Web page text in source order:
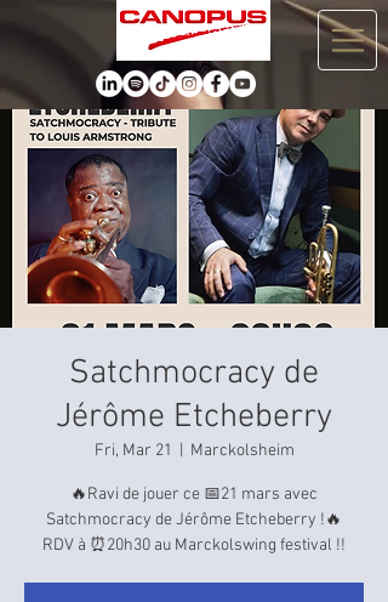
Satchmocracy de
Jérôme Etcheberry
Fri, Mar 21 Marckolsheim
🔥Ravi de jouer ce 📅21 mars avec
Satchmocracy de Jérôme Etcheberry !🔥
RDV à ⏰20h30 au Marckolswing festival !!